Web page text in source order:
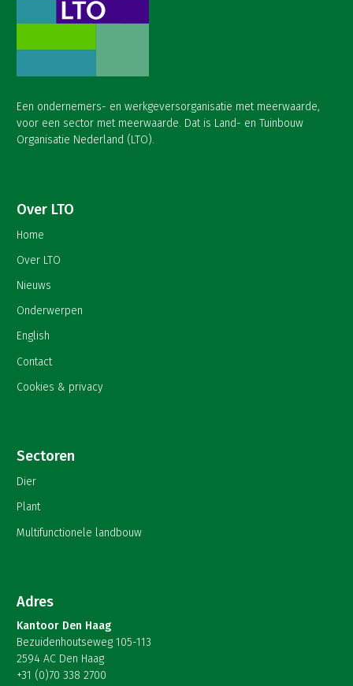
Een ondernemers- en werkgeversorganisatie met meerwaarde,
voor een sector met meerwaarde. Dat is Land- en Tuinbouw
Organisatie Nederland (LTO).
Over LTO
Home
Over LTO
Nieuws
Onderwerpen
English
Contact
Cookies & privacy
Sectoren
Dier
Plant
Multifunctionele landbouw
Adres
Kantoor Den Haag
Bezuidenhoutseweg 105-113
2594 AC Den Haag
+31 (0)70 338 2700